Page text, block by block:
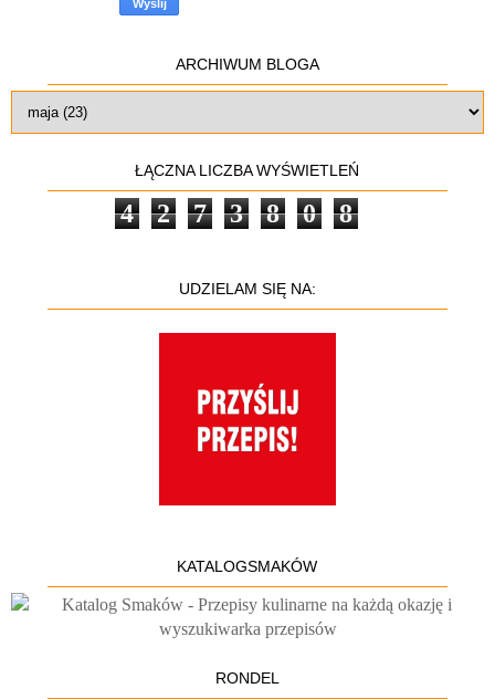
ARCHIWUM BLOGA
ŁĄCZNA LICZBA WYŚWIETLEŃ
4 2 7 3 8 0 8
UDZIELAM SIĘ NA:
KATALOGSMAKÓW
RONDEL